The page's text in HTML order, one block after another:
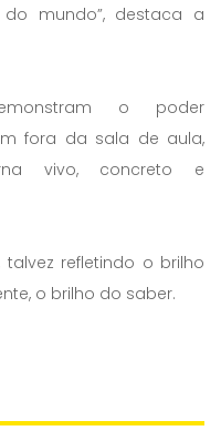
mundo”, destaca a
o poder
fora da sala de aula,
vivo, concreto e
refletindo o brilho
o brilho do saber.